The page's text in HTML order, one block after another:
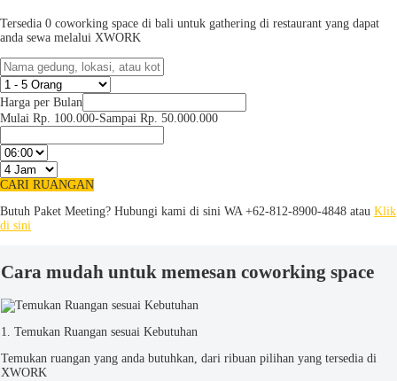
Tersedia 0 coworking space di bali untuk gathering di restaurant yang dapat
anda sewa melalui XWORK
Harga per Bulan
Mulai Rp. 100.000-Sampai Rp. 50.000.000
CARI RUANGAN
Butuh Paket Meeting? Hubungi kami di sini WA +62-812-8900-4848 atau Klik
di sini
Cara mudah untuk memesan coworking space
1. Temukan Ruangan sesuai Kebutuhan
Temukan ruangan yang anda butuhkan, dari ribuan pilihan yang tersedia di
XWORK